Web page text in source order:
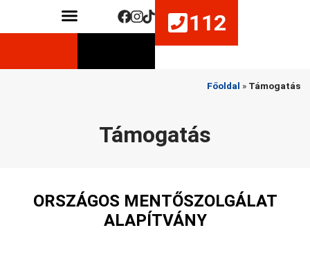
112
Főoldal » Támogatás
Támogatás
ORSZÁGOS MENTŐSZOLGÁLAT
ALAPÍTVÁNY